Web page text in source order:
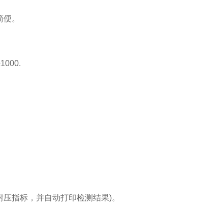
。
指标，并自动打印检测结果)。